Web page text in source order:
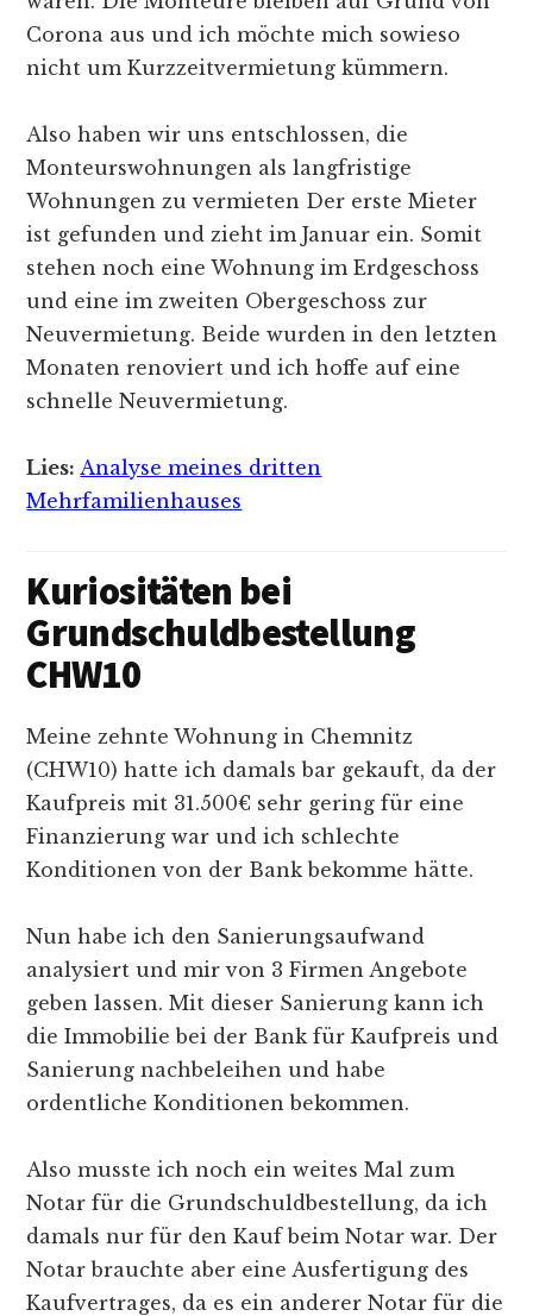
Corona aus und ich möchte mich sowieso
nicht um Kurzzeitvermietung kümmern.
Also haben wir uns entschlossen, die
Monteurswohnungen als langfristige
Wohnungen zu vermieten Der erste Mieter
ist gefunden und zieht im Januar ein. Somit
stehen noch eine Wohnung im Erdgeschoss
und eine im zweiten Obergeschoss zur
Neuvermietung. Beide wurden in den letzten
Monaten renoviert und ich hoffe auf eine
schnelle Neuvermietung.
Lies: Analyse meines dritten
Mehrfamilienhauses
Kuriositäten bei
Grundschuldbestellung
CHW10
Meine zehnte Wohnung in Chemnitz
(CHW10) hatte ich damals bar gekauft, da der
Kaufpreis mit 31.500€ sehr gering für eine
Finanzierung war und ich schlechte
Konditionen von der Bank bekomme hätte.
Nun habe ich den Sanierungsaufwand
analysiert und mir von 3 Firmen Angebote
geben lassen. Mit dieser Sanierung kann ich
die Immobilie bei der Bank für Kaufpreis und
Sanierung nachbeleihen und habe
ordentliche Konditionen bekommen.
Also musste ich noch ein weites Mal zum
Notar für die Grundschuldbestellung, da ich
damals nur für den Kauf beim Notar war. Der
Notar brauchte aber eine Ausfertigung des
Kaufvertrages, da es ein anderer Notar für die